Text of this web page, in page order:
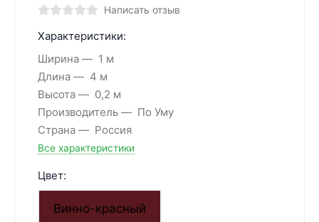
Написать отзыв
Характеристики:
Ширина
1 м
Длина
4 м
Высота
0,2 м
Производитель
По Уму
Страна
Россия
Все характеристики
Цвет:
Винно-красный